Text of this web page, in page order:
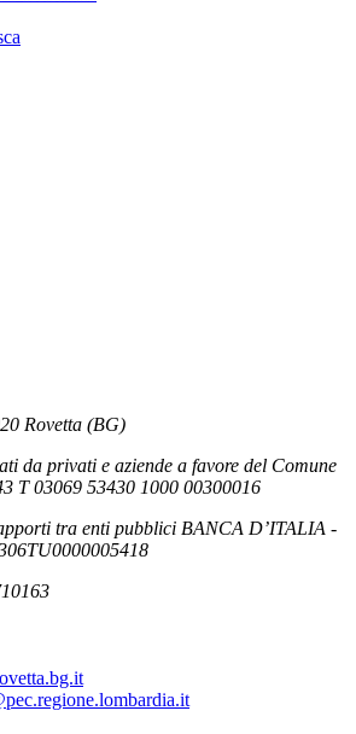
Rovetta (BG)
da privati e aziende a favore del Comune
T 03069 53430 1000 00300016
tra enti pubblici BANCA D’ITALIA -